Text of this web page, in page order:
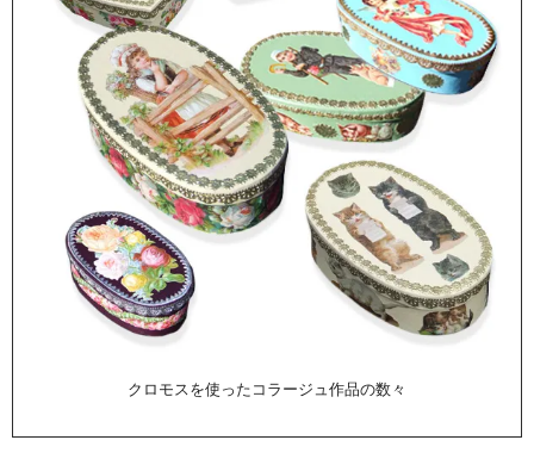
クロモスを使ったコラージュ作品の数々